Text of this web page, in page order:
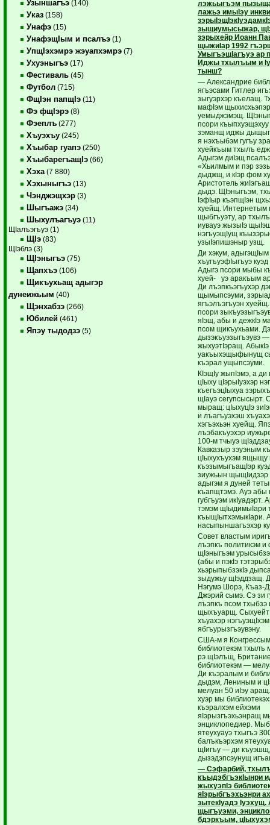
Узыншагъэ (140)
Указ (158)
Унафэ (15)
УнафэщIым и псалъэ (1)
УпщIэхэмрэ жэуапхэмрэ (7)
Ухуэныгъэ (17)
Фестиваль (45)
Футбол (715)
ФщIэн папщIэ (11)
Фэ фщIэрэ (8)
Фэеплъ (277)
Хъуэхъу (245)
Хъыбар гуапэ (250)
ХъыбарегъащIэ (66)
Хэха (7 880)
Хэхыныгъэ (13)
Чэнджэщхэр (3)
Шыгъажэ (34)
Шыхулъагъуэ (11)
ЩIалъэгъуэ (1)
ЩIэ (83)
ЩIэблэ (3)
ЩIэныгъэ (75)
Щапхъэ (106)
Щикъухьащ адыгэр
дунеижьым (40)
Щэнхабзэ (266)
Юбилей (461)
Япэу тыдодзэ (5)
лэжьыгъэм
лажьэ имыIэу
зыщиумысыжар,
зэрыхейр Иоанн
щыжиIар 1992
УмыгъэщIагъуэ ар
Иджы тхылъым и
тынш?
— Александрие
ягъэсами Гитлер
зыгуэрхэр къелащ.
мафIэм
уемыджэмэщ.
псори
зэманщ иджы
я нэхъыбэм гугъу
хуейкъым тхылъ
Адыгэм диIэщ
«Хьилмым и пэр
дыджщ, и кIэр фом
Аристотель
дыдэ. ЩIэныгъэм,
IэфIыр къэпщIэн
хуейщ. Интернетым
щыбгъуэту, ар
иувауэ жызыIэ
нэгъуэщIущ
узыIэпишэныр узщ.
Ди хэкум, адыгэщIым
хъугъуэфIыгъуэ
Адыгэ псори мыбы
хуей- уэ аракъым
Ди лъэпкъэгъухэр
щымыпсэуми,
ягъэлъэгъуэн
псори
яIэщ, абы и дежкIэ
псом щикъухьами.
дызэкъуэзыгъэувэ
жыхуэтIэращ. АбыкIэ
уакъыхэщыфынущ
къэрал ущыпсэуми.
КIэщIу жыпIэмэ, а ди
цIыху цIэрыIуэхэр
къегъэцIыхуа
щIауэ сегупсысырт.
мыращ: цIыхуцIэ
и лъагъуэхэш
хэгъэхьэн хуейщ.
лъэбакъуэхэр
100-м тчыуэ
Кавказыр зэуэным
цIыхухъухэм ящыщу
къэзымыгъащIэр
зиужьын щыщIидзэр
адыгэм я дуней
къапщтэмэ. Ауэ абы
губгъуэм икIуадэрт.
тэмэм щIыдимыIари
къыщIытхэмыкIари.
насыпыншагъэхэр
Совет властым
лъэпкъ политикэм и
щIэныгъэм
(абы и пэкIэ
хьэрыпыбзэкIэ
зыдужьу щIэддзащ.
Нэгумэ Шорэ, Къаз-
Джэрий сымэ. Сэ зи
лъэпкъ псом тхыбзэ
щыхъуарщ. Сыхуейт
хъуахэр нэгъуэщIхэм
ябгъурызгъэувэну.
США-м я
библиотекэм тхылъ
рэ щIэлъщ,
библиотекэм —
Ди къэралым и
дыдэм, Лениным и
мелуан 50 иIэу
хуэр мы
къэралхэм ейхэми
яIэрызгъэхьэнращ
энциклопедиер.
ятеухуауэ тхыгъэ
балъкъэрхэм
щIигъу — ди къуэшщ,
дызэдэпсэунущ
— Сэфарбий,
къыдэбгъэкIынри
жыхуэпIэ
яIэрыбгъэхьэнри
зытекIуадэ Iуэхущ.
щыгъуэми,
бдэркъым,